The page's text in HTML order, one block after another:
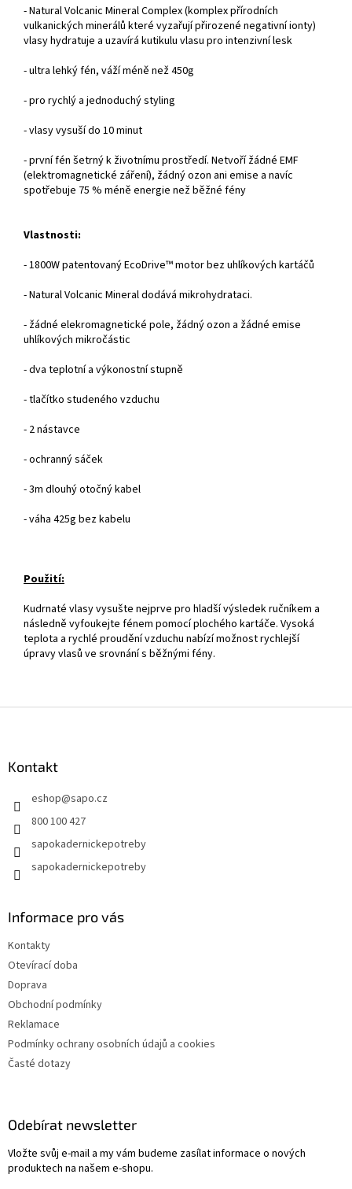
- Natural Volcanic Mineral Complex (komplex přírodních
vulkanických minerálů které vyzařují přirozené negativní ionty)
vlasy hydratuje a uzavírá kutikulu vlasu pro intenzivní lesk
- ultra lehký fén, váží méně než 450g
- pro rychlý a jednoduchý styling
- vlasy vysuší do 10 minut
- první fén šetrný k životnímu prostředí. Netvoří žádné EMF
(elektromagnetické záření), žádný ozon ani emise a navíc
spotřebuje 75 % méně energie než běžné fény
Vlastnosti:
- 1800W patentovaný EcoDrive™ motor bez uhlíkových kartáčů
- Natural Volcanic Mineral dodává mikrohydrataci.
- žádné elekromagnetické pole, žádný ozon a žádné emise
uhlíkových mikročástic
- dva teplotní a výkonostní stupně
- tlačítko studeného vzduchu
- 2 nástavce
- ochranný sáček
- 3m dlouhý otočný kabel
- váha 425g bez kabelu
Použití:
Kudrnaté vlasy vysušte nejprve pro hladší výsledek ručníkem a
následně vyfoukejte fénem pomocí plochého kartáče. Vysoká
teplota a rychlé proudění vzduchu nabízí možnost rychlejší
úpravy vlasů ve srovnání s běžnými fény.
Kontakt
eshop@sapo.cz
800 100 427
sapokadernickepotreby
sapokadernickepotreby
Informace pro vás
Kontakty
Otevírací doba
Doprava
Obchodní podmínky
Reklamace
Podmínky ochrany osobních údajů a cookies
Časté dotazy
Odebírat newsletter
Vložte svůj e-mail a my vám budeme zasílat informace o nových
produktech na našem e-shopu.